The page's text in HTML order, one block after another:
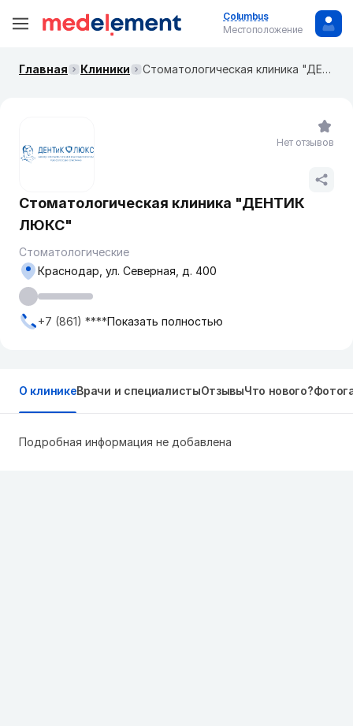
Columbus
Местоположение
Главная Клиники Стоматологическая клиника "ДЕНТИК ЛЮКС"
Стоматологическая клиника "ДЕНТИК
ЛЮКС"
Стоматологические
Краснодар, ул. ​Северная, д. 400
+7 (861) ****Показать полностью
Нет отзывов
О клиникеВрачи и специалистыОтзывыЧто нового?
Подробная информация не добавлена